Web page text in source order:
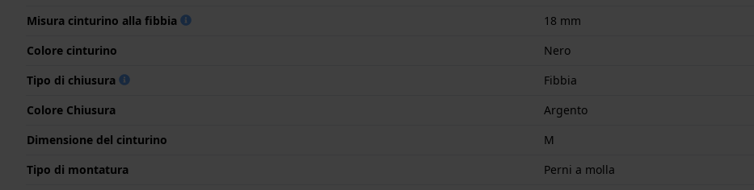
Misura cinturino alla fibbia
18 mm
Colore cinturino
Nero
Tipo di chiusura
Fibbia
Colore Chiusura
Argento
Dimensione del cinturino
M
Tipo di montatura
Perni a molla